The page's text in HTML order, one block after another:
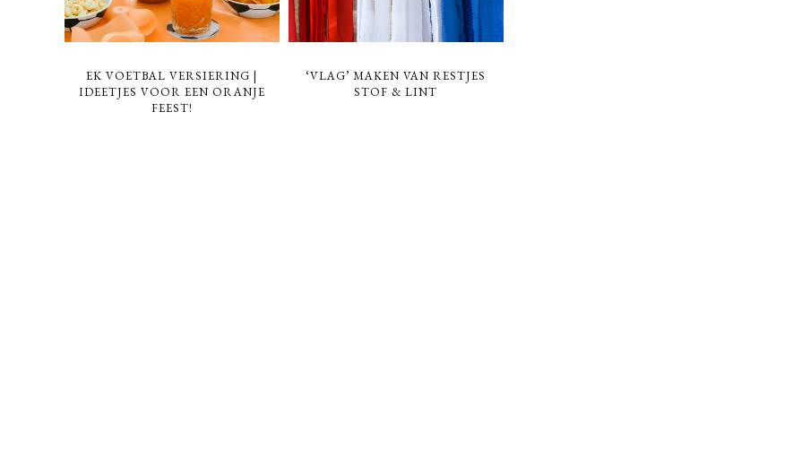
EK VOETBAL VERSIERING |
IDEETJES VOOR EEN ORANJE
FEEST!
‘VLAG’ MAKEN VAN RESTJES
STOF & LINT